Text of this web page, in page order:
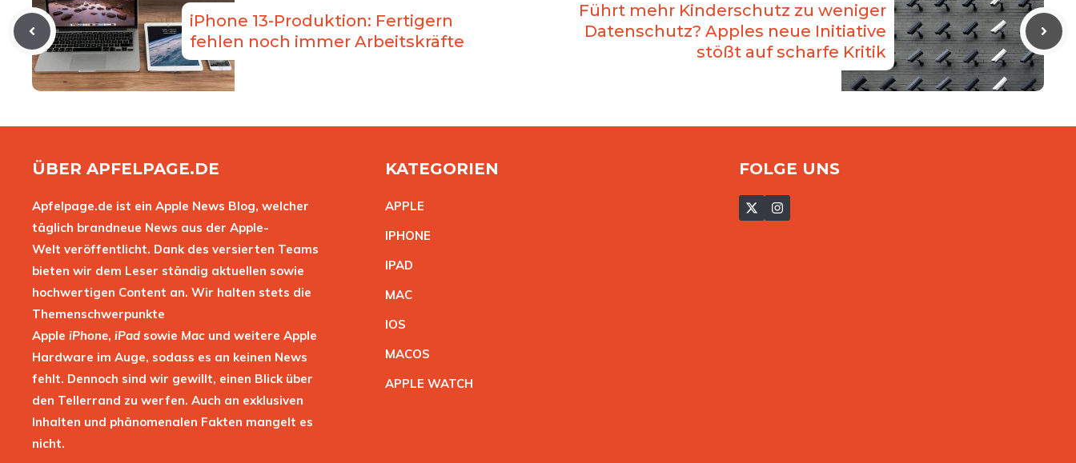
iPhone 13-Produktion: Fertigern
fehlen noch immer Arbeitskräfte
Führt mehr Kinderschutz zu weniger
Datenschutz? Apples neue Initiative
stößt auf scharfe Kritik
ÜBER APFELPAGE.DE
Apfelpage.de ist ein Apple News Blog, welcher
täglich brandneue News aus der Apple-
Welt veröffentlicht. Dank des versierten Teams
bieten wir dem Leser ständig aktuellen sowie
hochwertigen Content an. Wir halten stets die
Themenschwerpunkte
Apple iPhone, iPad sowie Mac und weitere Apple
Hardware im Auge, sodass es an keinen News
fehlt. Dennoch sind wir gewillt, einen Blick über
den Tellerrand zu werfen. Auch an exklusiven
Inhalten und phänomenalen Fakten mangelt es
nicht.
KATEGORIEN
APPLE
IPHONE
IPAD
MAC
IOS
MACOS
APPLE WATCH
FOLGE UNS